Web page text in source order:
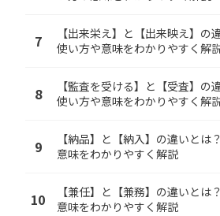
7
【出来栄え】と【出来映え】の
使い方や意味をわかりやすく解
8
【監査を受ける】と【受査】の
使い方や意味をわかりやすく解
9
【納品】と【納入】の違いとは
意味をわかりやすく解説
10
【兼任】と【兼務】の違いとは
意味をわかりやすく解説